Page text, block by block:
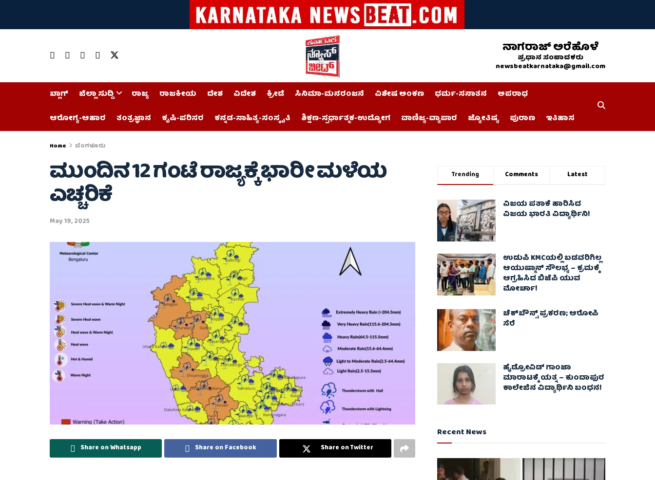
ನಾಗರಾಜ್ ಅರೆಹೊಳೆ
ಪ್ರಧಾನ ಸಂಪಾದಕರು
newsbeatkarnataka@gmail.com
ಬ್ಲಾಗ್ ಜಿಲ್ಲಾ ಸುದ್ದಿ ರಾಜ್ಯ ರಾಜಕೀಯ ದೇಶ ವಿದೇಶ ಕ್ರೀಡೆ ಸಿನಿಮಾ-ಮನರಂಜನೆ ವಿಶೇಷ ಅಂಕಣ ಧರ್ಮ-ಸನಾತನ
ಅಪರಾಧ
ಆರೋಗ್ಯ-ಆಹಾರ
ತಂತ್ರಜ್ಞಾನ ಕೃಷಿ-ಪರಿಸರ ಕನ್ನಡ-ಸಾಹಿತ್ಯ-ಸಂಸ್ಕೃತಿ ಶಿಕ್ಷಣ-ಸ್ಪರ್ಧಾತ್ಮಕ-ಉದ್ಯೋಗ ವಾಣಿಜ್ಯ-ವ್ಯಾಪಾರ ಜ್ಯೋತಿಷ್ಯ ಪುರಾಣ ಇತಿಹಾಸ
Home ಬೆಂಗಳೂರು
ಮುಂದಿನ 12 ಗಂಟೆ ರಾಜ್ಯಕ್ಕೆ ಭಾರೀ ಮಳೆಯ
ಎಚ್ಚರಿಕೆ
May 19, 2025
Share on Whatsapp Share on Facebook Share on Twitter
Trending Comments Latest
ವಿಜಯ ಪತಾಕೆ ಹಾರಿಸಿದ
ವಿಜಯ ಭಾರತಿ ವಿದ್ಯಾರ್ಥಿನಿ!
ಉಡುಪಿ KMCಯಲ್ಲಿ ಬಡವರಿಗಿಲ್ಲ
ಆಯುಷ್ಮಾನ್ ಸೌಲಭ್ಯ – ಕ್ರಮಕ್ಕೆ
ಆಗ್ರಹಿಸಿದ ಬಿಜೆಪಿ ಯುವ
ಮೋರ್ಚಾ!
ಚೆಕ್​ಬೌನ್ಸ್​ ಪ್ರಕರಣ; ಆರೋಪಿ
ಸೆರೆ
ಹೈಡ್ರೋವಿಡ್ ಗಾಂಜಾ
ಮಾರಾಟಕ್ಕೆ ಯತ್ನ – ಕುಂದಾಪುರ
ಕಾಲೇಜಿನ ವಿದ್ಯಾರ್ಥಿನಿ ಬಂಧನ!
Recent News